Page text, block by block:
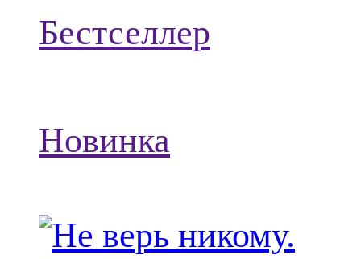
Бестселлер
Новинка